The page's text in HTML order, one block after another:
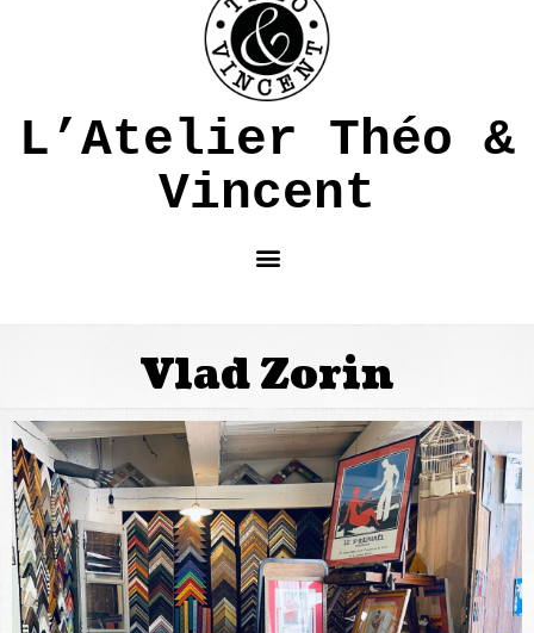
L’Atelier Théo &
Vincent
Vlad Zorin